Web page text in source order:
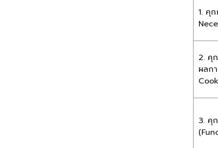
1. คุ
2. คุก
ผลก
3. คุ